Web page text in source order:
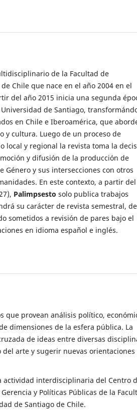
de la Facultad de
Chile que nace en el año 2004 en el
del año 2015 inicia una segunda
de Santiago,
en Chile e Iberoamérica, que
y cultura. Luego de un proceso de
local y regional la revista toma la
y difusión de la producción de
Género y sus intersecciones con otros
En este contexto, a partir del
Palimpsesto solo publica trabajos
su carácter de revista semestral, de
sometidos a revisión de pares bajo el
en idioma español e inglés.
que provean análisis político,
dimensiones de la esfera pública. La
de ideas entre diversas
arte y sugerir nuevas orientaciones
actividad interdisciplinaria del Centro
y Políticas Públicas de la
de Santiago de Chile.